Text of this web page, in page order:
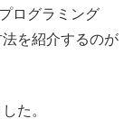
ログラミング
を紹介するのが
た。